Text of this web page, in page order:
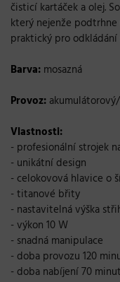
čisticí kartáček a olej.
který nejenže
praktický pro
Barva: mosazná
Provoz:
Vlastnosti:
- profesionální strojek
- unikátní design
- celokovová hlavice o
- titanové břity
- nastavitelná výška
- výkon 10 W
- snadná manipulace
- doba provozu 120
- doba nabíjení 70 minut